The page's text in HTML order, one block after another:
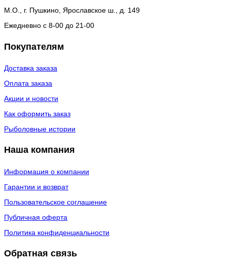
М.О., г. Пушкино, Ярославское ш., д. 149
Ежедневно с 8-00 до 21-00
Покупателям
Доставка заказа
Оплата заказа
Акции и новости
Как оформить заказ
Рыболовные истории
Наша компания
Информация о компании
Гарантии и возврат
Пользовательское соглашение
Публичная оферта
Политика конфиденциальности
Обратная связь